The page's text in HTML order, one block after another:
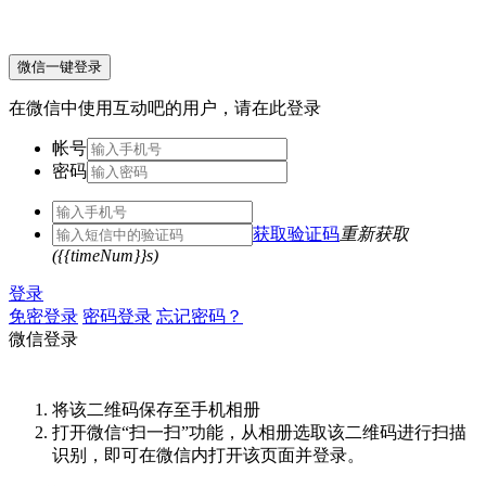
微信一键登录
在微信中使用互动吧的用户，请在此登录
帐号
密码
获取验证码重新获取
({{timeNum}}s)
登录
免密登录 密码登录 忘记密码？
微信登录
将该二维码保存至手机相册
打开微信“扫一扫”功能，从相册选取该二维码进行扫描
识别，即可在微信内打开该页面并登录。